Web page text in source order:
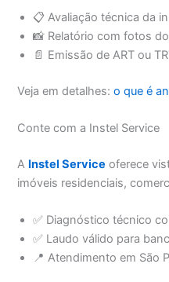
📋 Avaliação técnica da
📸 Relatório com fotos
📄 Emissão de ART ou
Veja em detalhes:o que é
Conte com a Instel Service
A Instel Service oferece
imóveis residenciais,
✅ Diagnóstico técnico
✅ Laudo válido para
📍 Atendimento em São